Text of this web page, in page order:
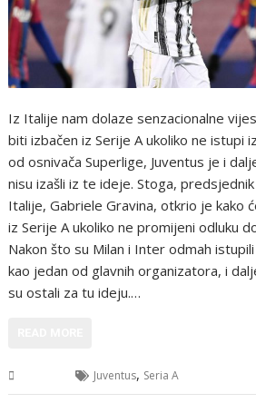
Iz Italije nam dolaze senzacionalne
biti izbačen iz Serije A ukoliko ne istupi
od osnivača Superlige, Juventus je i
nisu izašli iz te ideje. Stoga,
Italije, Gabriele Gravina, otkrio je kako
iz Serije A ukoliko ne promijeni odluku
Nakon što su Milan i Inter odmah
kao jedan od glavnih organizatora, i
su ostali za tu ideju.…
Juventus, Seria A